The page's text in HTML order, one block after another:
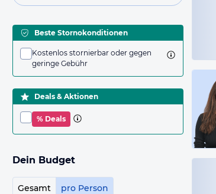
Beste Stornokonditionen
Kostenlos stornierbar oder gegen
geringe Gebühr
Deals & Aktionen
% Deals
Dein Budget
Gesamt pro Person